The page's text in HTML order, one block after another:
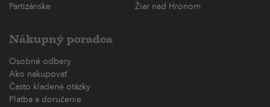
Partizánske
Žiar nad Hronom
Nákupný poradca
Osobné odbery
Ako nakupovať
Často kladené otázky
Platba a doručenie